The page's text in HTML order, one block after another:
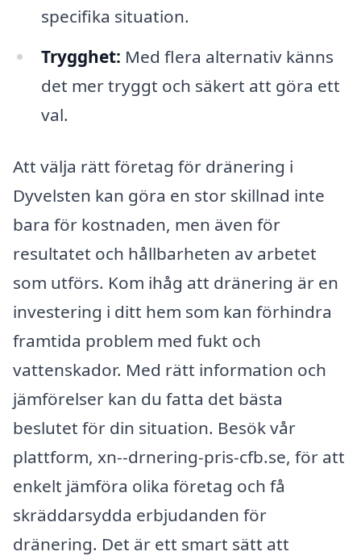
specifika situation.
Trygghet: Med flera alternativ känns
det mer tryggt och säkert att göra ett
val.
Att välja rätt företag för dränering i
Dyvelsten kan göra en stor skillnad inte
bara för kostnaden, men även för
resultatet och hållbarheten av arbetet
som utförs. Kom ihåg att dränering är en
investering i ditt hem som kan förhindra
framtida problem med fukt och
vattenskador. Med rätt information och
jämförelser kan du fatta det bästa
beslutet för din situation. Besök vår
plattform, xn--drnering-pris-cfb.se, för att
enkelt jämföra olika företag och få
skräddarsydda erbjudanden för
dränering. Det är ett smart sätt att